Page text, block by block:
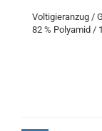
Voltigieranzug /
82 % Polyamid /